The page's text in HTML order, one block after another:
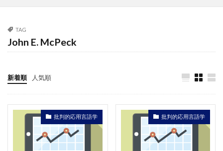
TAG
John E. McPeck
新着順 人気順
批判的応用言語学 批判的応用言語学